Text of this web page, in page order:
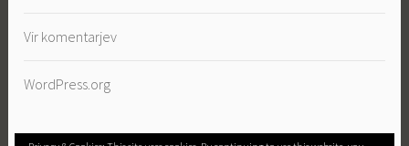
Vir komentarjev
WordPress.org